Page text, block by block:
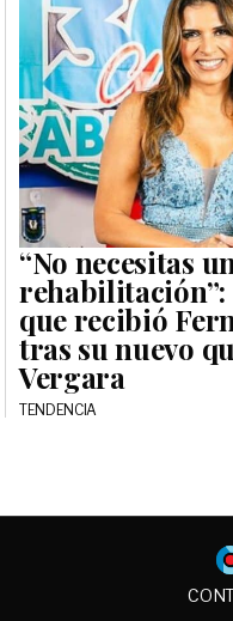
“No necesitas
rehabilitación”:
que recibió
tras su nuevo
Vergara
TENDENCIA